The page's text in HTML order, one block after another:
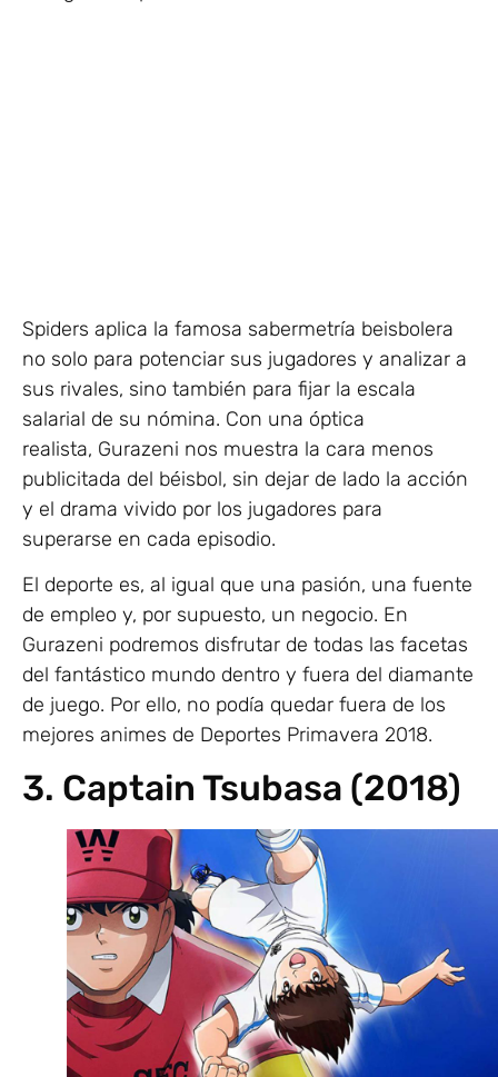
Spiders aplica la famosa sabermetría beisbolera
no solo para potenciar sus jugadores y analizar a
sus rivales, sino también para fijar la escala
salarial de su nómina. Con una óptica
realista, Gurazeni nos muestra la cara menos
publicitada del béisbol, sin dejar de lado la acción
y el drama vivido por los jugadores para
superarse en cada episodio.
El deporte es, al igual que una pasión, una fuente
de empleo y, por supuesto, un negocio. En
Gurazeni podremos disfrutar de todas las facetas
del fantástico mundo dentro y fuera del diamante
de juego. Por ello, no podía quedar fuera de los
mejores animes de Deportes Primavera 2018.
3. Captain Tsubasa (2018)